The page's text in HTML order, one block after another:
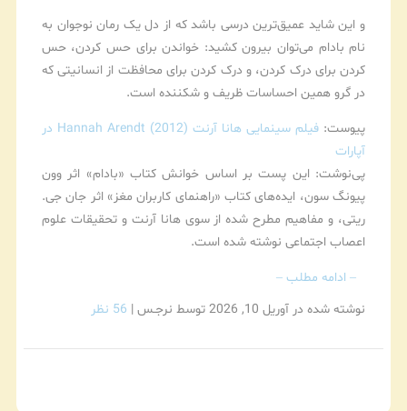
و این شاید عمیق‌ترین درسی باشد که از دل یک رمان نوجوان به
نام بادام می‌توان بیرون کشید: خواندن برای حس کردن، حس
کردن برای درک کردن، و درک کردن برای محافظت از انسانیتی که
در گرو همین احساسات ظریف و شکننده است.
پیوست:
فیلم سینمایی هانا آرنت Hannah Arendt (2012) در
آپارات
پی‌نوشت: این پست بر اساس خوانش کتاب «بادام» اثر وون
پیونگ سون، ایده‌های کتاب «راهنمای کاربران مغز» اثر جان جی.
ریتی، و مفاهیم مطرح شده از سوی هانا آرنت و تحقیقات علوم
اعصاب اجتماعی نوشته شده است.
– ادامه مطلب –
نوشته شده در آوریل 10, 2026
توسط نرجـس | 56 نظر